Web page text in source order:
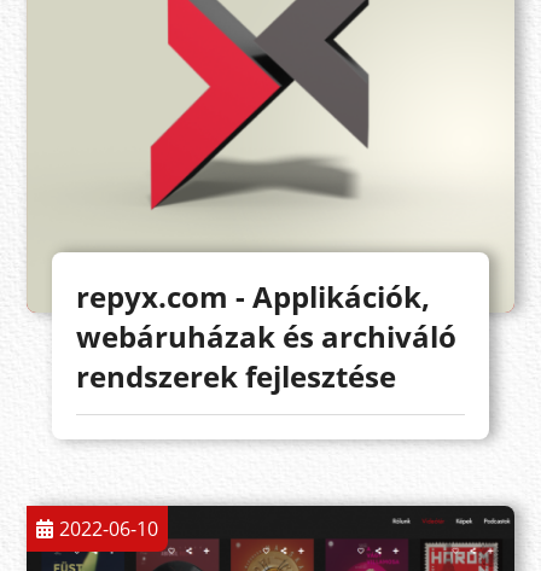
repyx.com - Applikációk,
webáruházak és archiváló
rendszerek fejlesztése
2022-06-10